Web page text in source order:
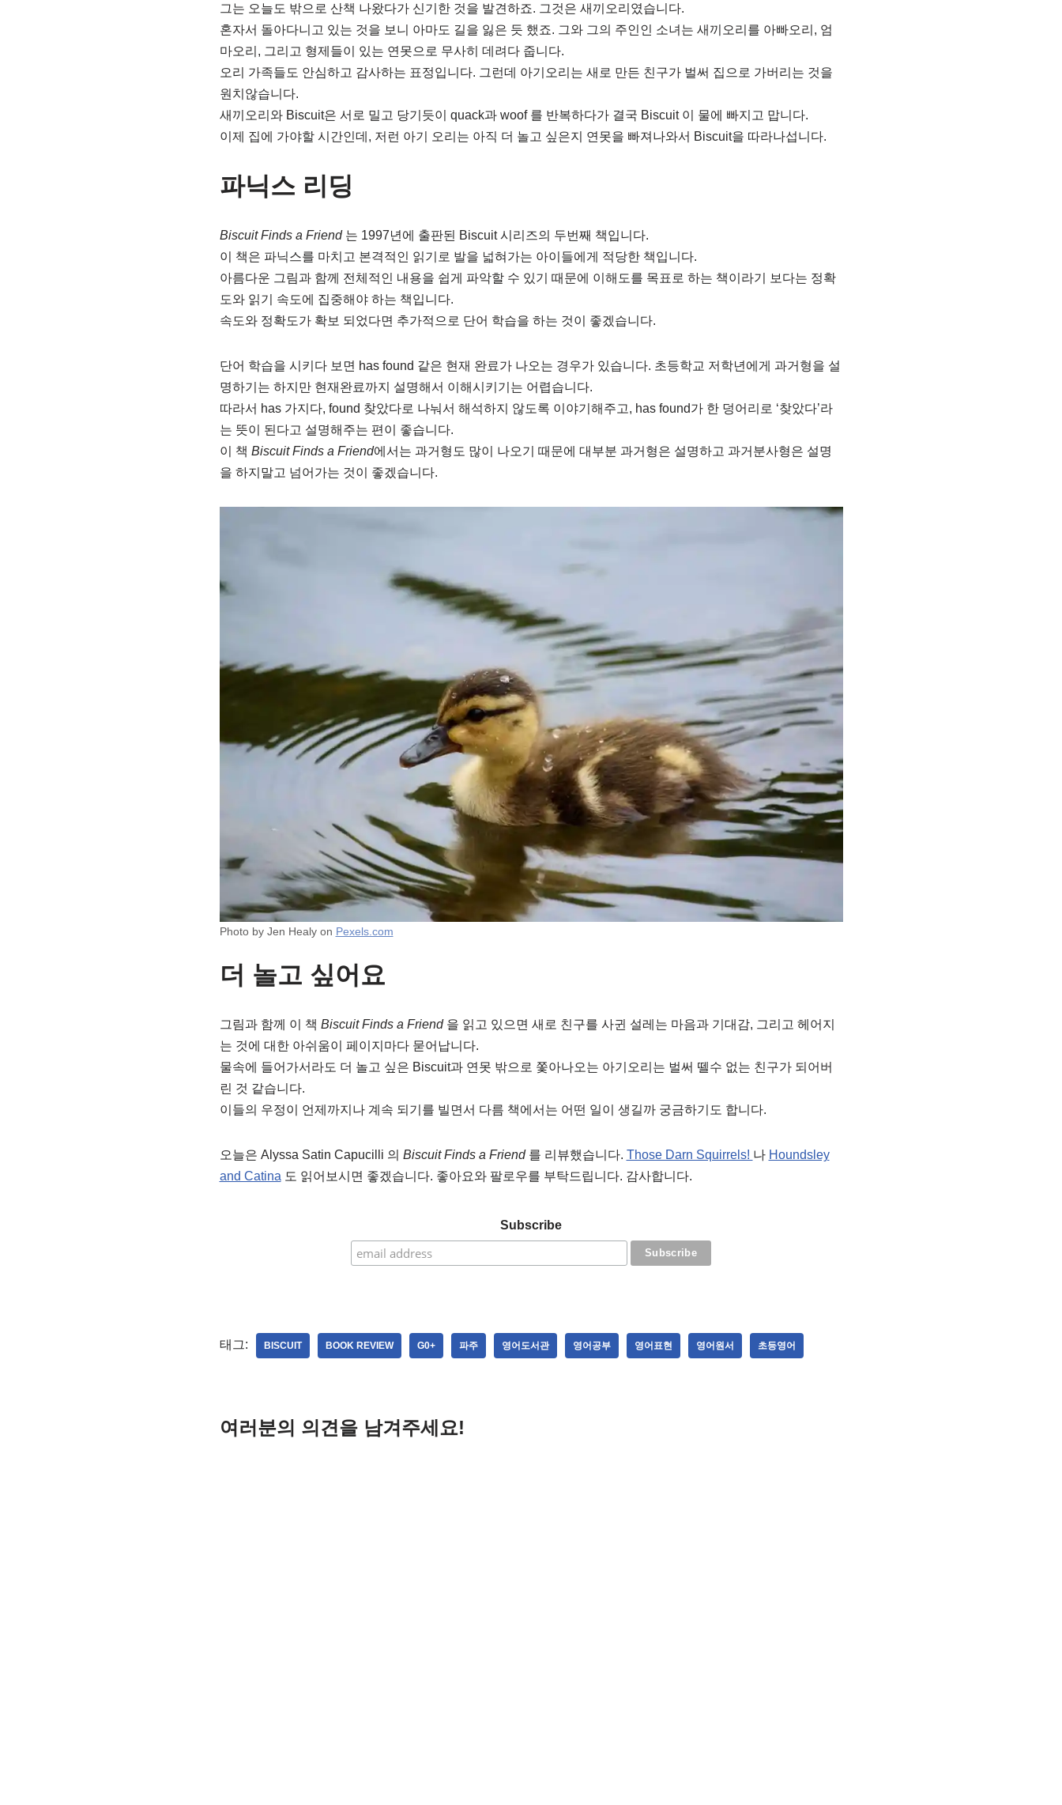
그는 오늘도 밖으로 산책 나왔다가 신기한 것을 발견하죠. 그것은 새끼오리였습니다.
혼자서 돌아다니고 있는 것을 보니 아마도 길을 잃은 듯 했죠. 그와 그의 주인인 소녀는 새끼오리를 아빠오리, 엄
마오리, 그리고 형제들이 있는 연못으로 무사히 데려다 줍니다.
오리 가족들도 안심하고 감사하는 표정입니다. 그런데 아기오리는 새로 만든 친구가 벌써 집으로 가버리는 것을
원치않습니다.
새끼오리와 Biscuit은 서로 밀고 당기듯이 quack과 woof 를 반복하다가 결국 Biscuit 이 물에 빠지고 맙니다.
이제 집에 가야할 시간인데, 저런 아기 오리는 아직 더 놀고 싶은지 연못을 빠져나와서 Biscuit을 따라나섭니다.
파닉스 리딩
Biscuit Finds a Friend는 1997년에 출판된 Biscuit 시리즈의 두번째 책입니다.
이 책은 파닉스를 마치고 본격적인 읽기로 발을 넓혀가는 아이들에게 적당한 책입니다.
아름다운 그림과 함께 전체적인 내용을 쉽게 파악할 수 있기 때문에 이해도를 목표로 하는 책이라기 보다는 정확
도와 읽기 속도에 집중해야 하는 책입니다.
속도와 정확도가 확보 되었다면 추가적으로 단어 학습을 하는 것이 좋겠습니다.
단어 학습을 시키다 보면 has found 같은 현재 완료가 나오는 경우가 있습니다. 초등학교 저학년에게 과거형을 설
명하기는 하지만 현재완료까지 설명해서 이해시키기는 어렵습니다.
따라서 has 가지다, found 찾았다로 나눠서 해석하지 않도록 이야기해주고, has found가 한 덩어리로 ‘찾았다’라
는 뜻이 된다고 설명해주는 편이 좋습니다.
이 책 Biscuit Finds a Friend에서는 과거형도 많이 나오기 때문에 대부분 과거형은 설명하고 과거분사형은 설명
을 하지말고 넘어가는 것이 좋겠습니다.
Photo by Jen Healy on Pexels.com
더 놀고 싶어요
그림과 함께 이 책 Biscuit Finds a Friend을 읽고 있으면 새로 친구를 사귄 설레는 마음과 기대감, 그리고 헤어지
는 것에 대한 아쉬움이 페이지마다 묻어납니다.
물속에 들어가서라도 더 놀고 싶은 Biscuit과 연못 밖으로 쫓아나오는 아기오리는 벌써 뗄수 없는 친구가 되어버
린 것 같습니다.
이들의 우정이 언제까지나 계속 되기를 빌면서 다름 책에서는 어떤 일이 생길까 궁금하기도 합니다.
오늘은 Alyssa Satin Capucilli 의 Biscuit Finds a Friend 를 리뷰했습니다. Those Darn Squirrels! 나 Houndsley
and Catina도 읽어보시면 좋겠습니다. 좋아요와 팔로우를 부탁드립니다. 감사합니다.
Subscribe
태그: BISCUIT BOOK REVIEW G0+ 파주 영어도서관 영어공부 영어표현 영어원서 초등영어
여러분의 의견을 남겨주세요!